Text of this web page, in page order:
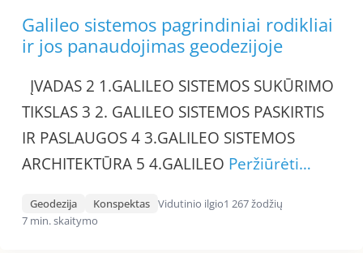
Galileo sistemos pagrindiniai rodikliai
ir jos panaudojimas geodezijoje
ĮVADAS 2 1.GALILEO SISTEMOS SUKŪRIMO
TIKSLAS 3 2. GALILEO SISTEMOS PASKIRTIS
IR PASLAUGOS 4 3.GALILEO SISTEMOS
ARCHITEKTŪRA 5 4.GALILEO Peržiūrėti…
Geodezija Konspektas Vidutinio ilgio1 267 žodžių
7 min. skaitymo